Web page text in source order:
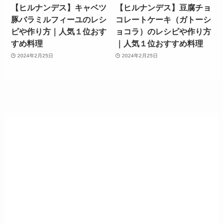
【ヒルナンデス】キャベツ
豚バラミルフィーユのレシ
ピや作り方｜人気１位おす
すめ料理
2024年2月25日
【ヒルナンデス】豆腐チョ
コレートケーキ（ガトーシ
ョコラ）のレシピや作り方
｜人気１位おすすめ料理
2024年2月25日